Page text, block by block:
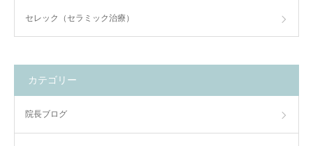
セレック（セラミック治療）
カテゴリー
院長ブログ